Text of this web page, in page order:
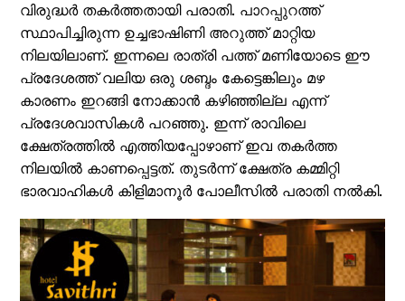
വിരുദ്ധർ തകർത്തതായി പരാതി. പാറപ്പുറത്ത്
സ്ഥാപിച്ചിരുന്ന ഉച്ചഭാഷിണി അറുത്ത് മാറ്റിയ
നിലയിലാണ്. ഇന്നലെ രാത്രി പത്ത് മണിയോടെ ഈ
പ്രദേശത്ത് വലിയ ഒരു ശബ്ദം കേട്ടെങ്കിലും മഴ
കാരണം ഇറങ്ങി നോക്കാൻ കഴിഞ്ഞില്ല എന്ന്
പ്രദേശവാസികൾ പറഞ്ഞു. ഇന്ന് രാവിലെ
ക്ഷേത്രത്തിൽ എത്തിയപ്പോഴാണ് ഇവ തകർത്ത
നിലയിൽ കാണപ്പെട്ടത്. തുടർന്ന് ക്ഷേത്ര കമ്മിറ്റി
ഭാരവാഹികൾ കിളിമാനൂർ പോലീസിൽ പരാതി നൽകി.